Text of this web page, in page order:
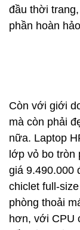
đầu thời
phần hoàn
Còn với giới
mà còn phải
nữa. Laptop
lớp vỏ bo
giá 9.490.000
chiclet full-
phòng thoải
hơn, với CPU